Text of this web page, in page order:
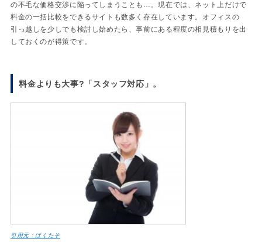
の不毛な価格交渉に陥ってしまうことも…。現在では、ネット上だけで
料金の一括比較をできるサイトも数多く存在しています。オフィスの
引っ越しを少しでも検討し始めたら、事前にある程度の相見積もりを出
しておくのが得策です。
料金よりも大事?「スタッフ対応」。
引用元：ぱくたそ